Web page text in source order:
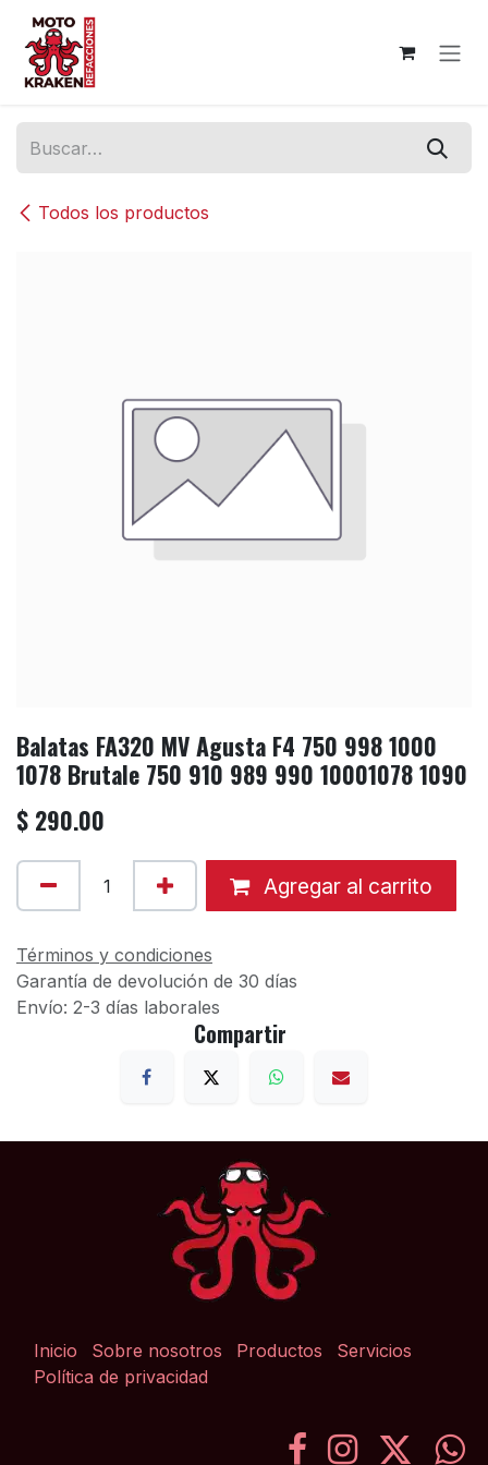
Ir al contenido
Todos los productos
Balatas FA320 MV Agusta F4 750 998 1000
1078 Brutale 750 910 989 990 10001078 1090
$ 290.00
Agregar al carrito
Términos y condiciones
Garantía de devolución de 30 días
Envío: 2-3 días laborales
Compartir
Inicio Sobre nosotros Productos
Servicios
Política de privacidad